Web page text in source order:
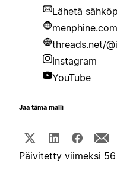
Lähetä
menphine.com
threads.net/
Instagram
YouTube
Jaa tämä malli
Päivitetty viimeksi